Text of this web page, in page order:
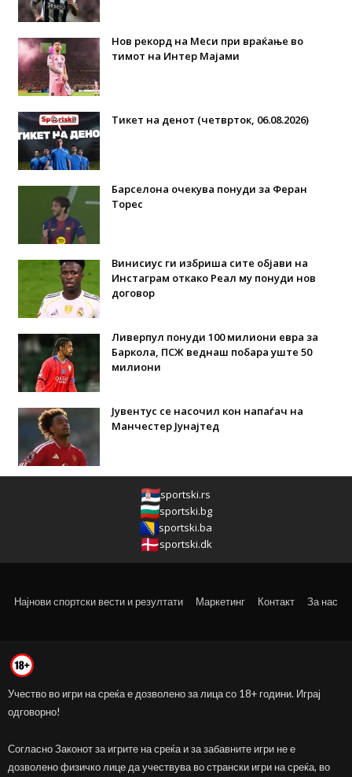
Нов рекорд на Меси при враќање во
тимот на Интер Мајами
Тикет на денот (четврток, 06.08.2026)
Барселона очекува понуди за Феран
Торес
Винисиус ги избриша сите објави на
Инстаграм откако Реал му понуди нов
договор
Ливерпул понуди 100 милиони евра за
Баркола, ПСЖ веднаш побара уште 50
милиони
Јувентус се насочил кон напаѓач на
Манчестер Јунајтед
sportski.rs
sportski.bg
sportski.ba
sportski.dk
Најнови спортски вести и резултати Маркетинг Контакт За нас
Учество во игри на среќа е дозволено за лица со 18+ години. Играј
одговорно!
Согласно Законот за игрите на среќа и за забавните игри не е
дозволено физичко лице да учествува во странски игри на среќа, во